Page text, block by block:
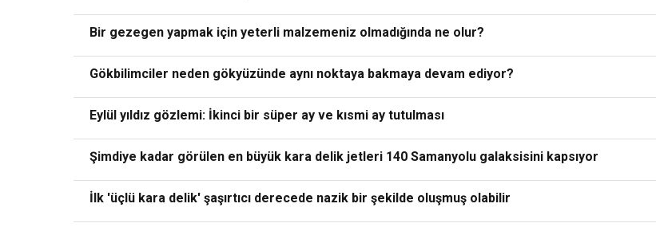
Bir gezegen yapmak için yeterli malzemeniz olmadığında ne olur?
Gökbilimciler neden gökyüzünde aynı noktaya bakmaya devam ediyor?
Eylül yıldız gözlemi: İkinci bir süper ay ve kısmi ay tutulması
Şimdiye kadar görülen en büyük kara delik jetleri 140 Samanyolu galaksisini kapsıyor
İlk 'üçlü kara delik' şaşırtıcı derecede nazik bir şekilde oluşmuş olabilir